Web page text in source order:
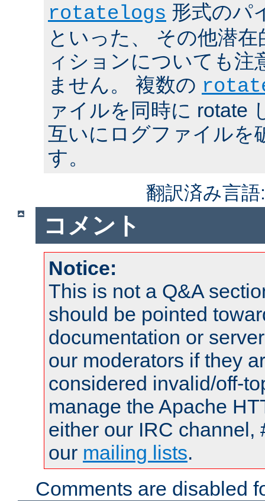
rotatelogs 形式のパ
といった、 その他潜
ィションについても注
ません。 複数の
ァイルを同時に rotate
互いにログファイルを
す。
翻訳済み言
コメント
Notice:
This is not a Q&A
should be pointed
documentation or
our moderators if they
considered invalid/off-
manage the Apache
either our IRC channel,
our mailing lists.
Comments are disabled